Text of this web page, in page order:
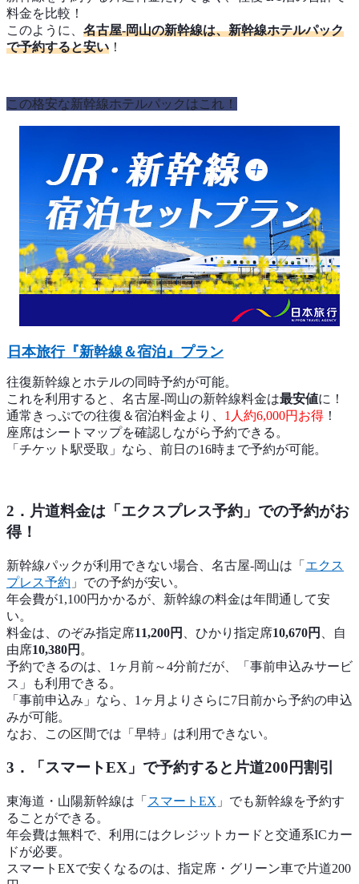
料金を比較！
このように、 名古屋-岡山の新幹線は、新幹線ホテルパック
で予約すると安い ！
この格安な新幹線ホテルパックはこれ！
日本旅行『新幹線＆宿泊』プラン
往復新幹線とホテルの同時予約が可能。
これを利用すると、名古屋-岡山の新幹線料金は最安値に！
通常きっぷでの往復＆宿泊料金より、 1人約6,000円お得 ！
座席はシートマップを確認しながら予約できる。
「チケット駅受取」なら、前日の16時まで予約が可能。
2．片道料金は「エクスプレス予約」での予約がお
得！
新幹線パックが利用できない場合、名古屋-岡山は「 エクス
プレス予約 」での予約が安い。
年会費が1,100円かかるが、新幹線の料金は年間通して安
い。
料金は、のぞみ指定席11,200円 、ひかり指定席10,670円
、自
由席10,380円 。
予約できるのは、1ヶ月前～4分前だが、「事前申込みサービ
ス」も利用できる。
「事前申込み」なら、1ヶ月よりさらに7日前から予約の申込
みが可能。
なお、この区間では「早特」は利用できない。
3．「スマートEX」で予約すると片道200円割引
東海道・山陽新幹線は「 スマートEX 」でも新幹線を予約す
ることができる。
年会費は無料で、利用にはクレジットカードと交通系ICカー
ドが必要。
スマートEXで安くなるのは、指定席・グリーン車で片道200